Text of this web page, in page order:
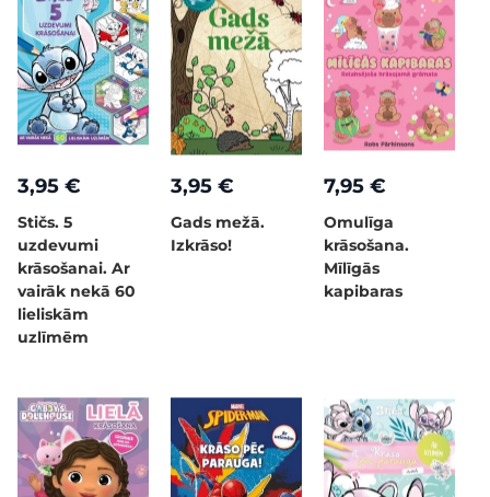
3,95 €
Stičs. 5
uzdevumi
krāsošanai. Ar
vairāk nekā 60
lieliskām
uzlīmēm
3,95 €
Gads mežā.
Izkrāso!
7,95 €
Omulīga
krāsošana.
Mīlīgās
kapibaras